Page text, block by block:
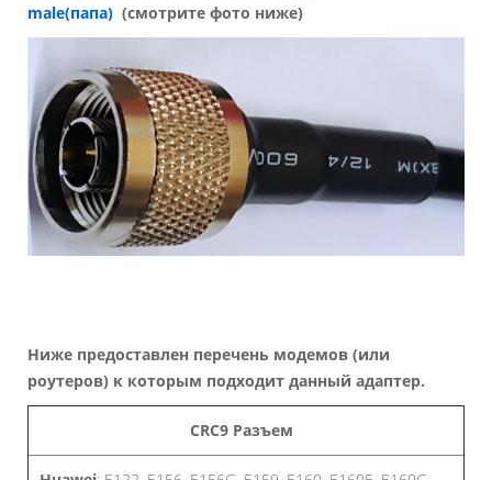
male(папа) (смотрите фото ниже)
Ниже предоставлен перечень модемов (или
роутеров) к которым подходит данный адаптер.
CRC9 Разъем